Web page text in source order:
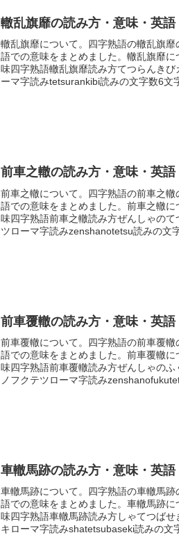
轍乱旗靡の読み方・意味・英
轍乱旗靡について。四字熟語の轍乱旗
語での意味をまとめました。轍乱旗靡
味四字熟語轍乱旗靡読み方てつらんき
ーマ字読みtetsurankibi読みの文字数6文
前車之轍の読み方・意味・英
前車之轍について。四字熟語の前車之
語での意味をまとめました。前車之轍
味四字熟語前車之轍読み方ぜんしゃの
ツローマ字読みzenshanotetsu読みの文
前車覆轍の読み方・意味・英
前車覆轍について。四字熟語の前車覆
語での意味をまとめました。前車覆轍
味四字熟語前車覆轍読み方ぜんしゃの
ノフクテツローマ字読み
車轍馬跡の読み方・意味・英
車轍馬跡について。四字熟語の車轍馬
語での意味をまとめました。車轍馬跡
味四字熟語車轍馬跡読み方しゃてつば
キローマ字読みshatetsubaseki読みの文